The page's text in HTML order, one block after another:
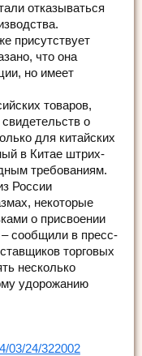
отказываться
присутствует
что она
но имеет
товаров,
о
для китайских
в Китае штрих-
требованиям.
России
некоторые
о присвоении
сообщили в пресс-
торговых
несколько
удорожанию
03/24/322002